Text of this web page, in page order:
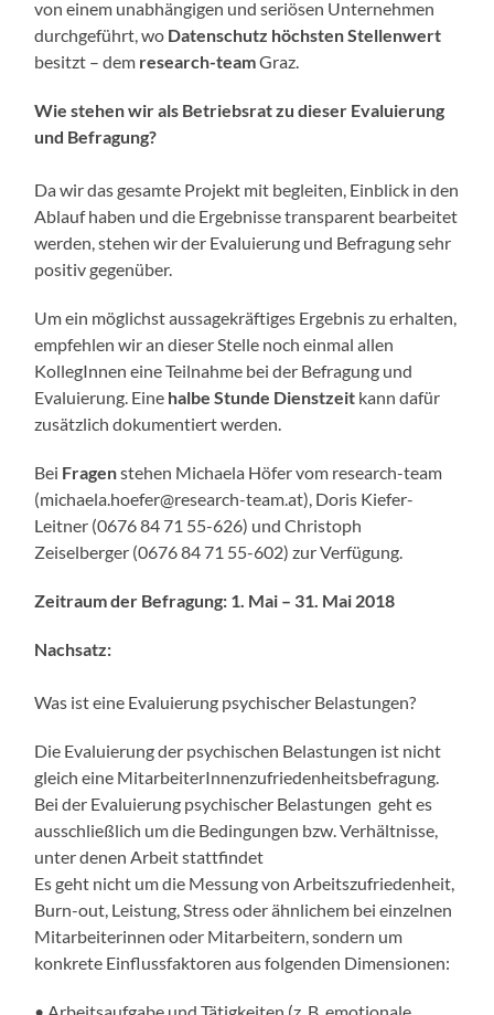
von einem unabhängigen und seriösen Unternehmen
durchgeführt, wo Datenschutz höchsten Stellenwert
besitzt – dem research-teamGraz.
Wie stehen wir als Betriebsrat zu dieser Evaluierung
und Befragung?
Da wir das gesamte Projekt mit begleiten, Einblick in den
Ablauf haben und die Ergebnisse transparent bearbeitet
werden, stehen wir der Evaluierung und Befragung sehr
positiv gegenüber.
Um ein möglichst aussagekräftiges Ergebnis zu erhalten,
empfehlen wir an dieser Stelle noch einmal allen
KollegInnen eine Teilnahme bei der Befragung und
Evaluierung. Eine halbe Stunde Dienstzeit kann dafür
zusätzlich dokumentiert werden.
Bei Fragenstehen Michaela Höfer vom research-team
(michaela.hoefer@research-team.at), Doris Kiefer-
Leitner (0676 84 71 55-626) und Christoph
Zeiselberger (0676 84 71 55-602) zur Verfügung.
Zeitraum der Befragung: 1. Mai – 31. Mai 2018
Nachsatz:
Was ist eine Evaluierung psychischer Belastungen?
Die Evaluierung der psychischen Belastungen ist nicht
gleich eine MitarbeiterInnenzufriedenheitsbefragung.
Bei der Evaluierung psychischer Belastungen geht es
ausschließlich um die Bedingungen bzw. Verhältnisse,
unter denen Arbeit stattfindet
Es geht nicht um die Messung von Arbeitszufriedenheit,
Burn-out, Leistung, Stress oder ähnlichem bei einzelnen
Mitarbeiterinnen oder Mitarbeitern, sondern um
konkrete Einflussfaktoren aus folgenden Dimensionen: